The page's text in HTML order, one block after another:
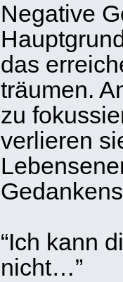
Negative
das
träumen.
zu
verlieren
“Ich kann
nicht…”